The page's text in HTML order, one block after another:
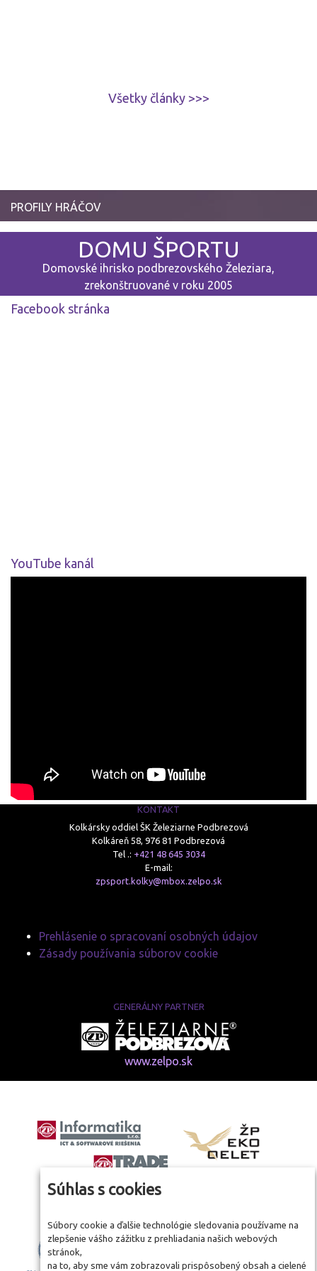
Všetky články >>>
PROFILY HRÁČOV
DOMU ŠPORTU
Domovské ihrisko podbrezovského Železiara,
zrekonštruované v roku 2005
Facebook stránka
YouTube kanál
KONTAKT
Kolkársky oddiel ŠK Železiarne Podbrezová
Kolkáreň 58, 976 81 Podbrezová
Tel .: +421 48 645 3034
E-mail:
zpsport.kolky@mbox.zelpo.sk
Prehlásenie o spracovaní osobných údajov
Zásady používania súborov cookie
GENERÁLNY PARTNER
www.zelpo.sk
Súhlas s cookies
Súbory cookie a ďalšie technológie sledovania používame na
zlepšenie vášho zážitku z prehliadania našich webových
stránok,
na to, aby sme vám zobrazovali prispôsobený obsah a cielené